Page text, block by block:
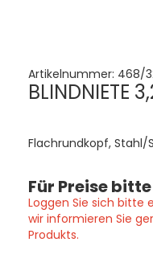
Artikelnummer: 468/
BLINDNIETE
Flachrundkopf, Stahl/
Für Preise
Loggen Sie sich bitte
wir informieren Sie
Produkts.